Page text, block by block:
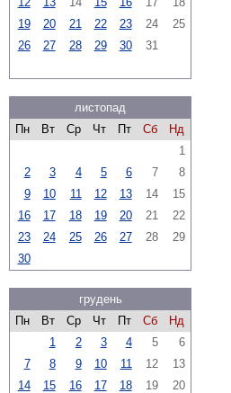
19
20 21 22 23 24
25
26
27 28 29 30 31
листопад
Пн
Вт Ср Чт Пт Сб
Нд
1
2
3 4 5 6 7
8
9
10 11 12 13 14
15
16
17 18 19 20 21
22
23
24 25 26 27 28
29
30
грудень
Пн
Вт Ср Чт Пт Сб
Нд
1
2 3 4 5
6
7
8 9 10 11 12
13
14
15 16 17 18 19
20